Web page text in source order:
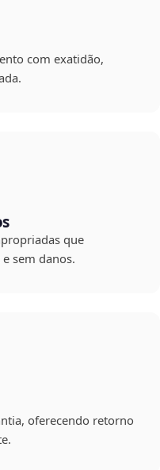
com exatidão,
que
sem danos.
oferecendo retorno